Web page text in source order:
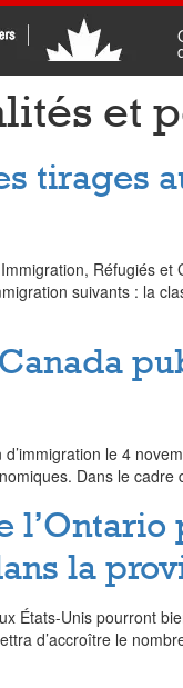
et
tirages
Réfugiés
suivants : la
le 4
Dans le
la
États-Unis pourront
d’accroître le